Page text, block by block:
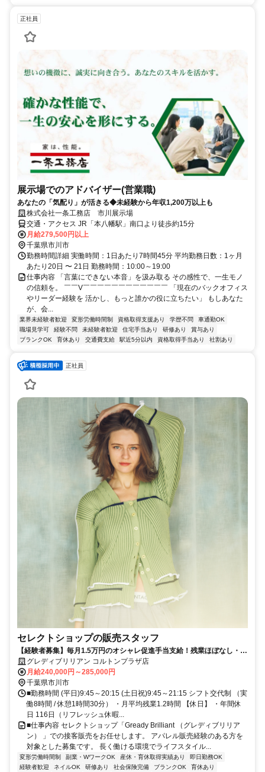
正社員
展示場でのアドバイザー(営業職)
あなたの「気配り」が活きる◆未経験から年収1,200万以上も
株式会社一条工務店 市川展示場
交通・アクセス JR「本八幡駅」南口より徒歩約15分
月給279,500円以上
千葉県市川市
勤務時間詳細 実働時間：1日あたり7時間45分 平均勤務日数：1ヶ月
あたり20日 〜 21日 勤務時間：10:00～19:00
仕事内容 「言葉にできない本音」を汲み取る その感性で、一生モノ
の信頼を。 ￣￣V￣￣￣￣￣￣￣￣￣￣￣￣ 「現在のバックオフィス
やリーダー経験を 活かし、もっと誰かの役に立ちたい」 もしあなた
が、会...
業界未経験者歓迎 変形労働時間制 資格取得支援あり 学歴不問
車通勤OK
職場見学可
経験不問 未経験者歓迎 住宅手当あり 研修あり
賞与あり
ブランクOK
育休あり 交通費支給 駅近5分以内 資格取得手当あり 社割あり
正社員
セレクトショップの販売スタッフ
【経験者募集】毎月1.5万円のオシャレ促進手当支給！残業ほぼなし・5
連休取得OK！安心の環境で成長できます
グレディブリリアン コルトンプラザ店
月給240,000円～285,000円
千葉県市川市
■勤務時間 (平日)9:45～20:15 (土日祝)9:45～21:15 シフト交代制 （実
働8時間 / 休憩1時間30分） ・月平均残業1.2時間 【休日】 ・年間休
日 116日（リフレッシュ休暇...
■仕事内容 セレクトショップ「Gready Brilliant （グレディブリリア
ン） 」での接客販売をお任せします。 アパレル販売経験のある方を
対象とした募集です。 長く働ける環境でライフスタイル...
変形労働時間制 副業・WワークOK 産休・育休取得実績あり
即日勤務OK
経験者歓迎
ネイルOK 研修あり 社会保険完備 ブランクOK
育休あり